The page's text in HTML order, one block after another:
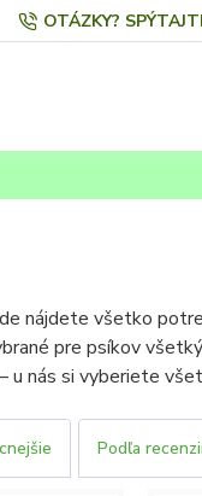
OTÁZKY?
nájdete všetko
pre psíkov
u nás si vyberiete
pre všetky štádiá
– obojky, vodítka,
Podľa